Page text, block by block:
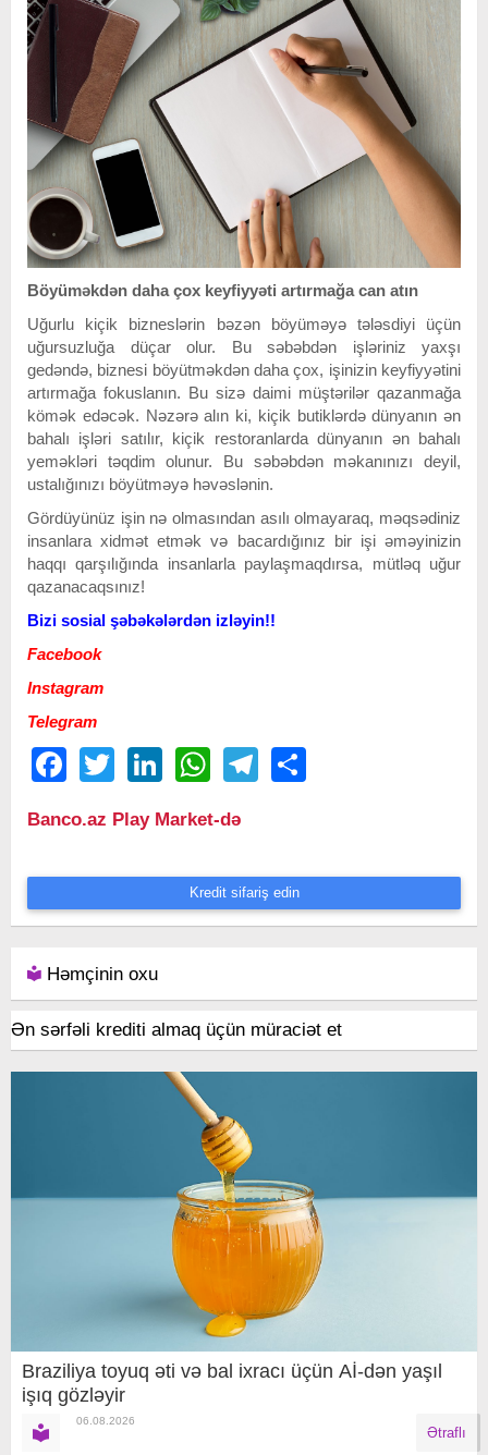
Böyüməkdən daha çox keyfiyyəti artırmağa can atın
Uğurlu kiçik bizneslərin bəzən böyüməyə tələsdiyi üçün
uğursuzluğa düçar olur. Bu səbəbdən işləriniz yaxşı
gedəndə, biznesi böyütməkdən daha çox, işinizin keyfiyyətini
artırmağa fokuslanın. Bu sizə daimi müştərilər qazanmağa
kömək edəcək. Nəzərə alın ki, kiçik butiklərdə dünyanın ən
bahalı işləri satılır, kiçik restoranlarda dünyanın ən bahalı
yeməkləri təqdim olunur. Bu səbəbdən məkanınızı deyil,
ustalığınızı böyütməyə həvəslənin.
Gördüyünüz işin nə olmasından asılı olmayaraq, məqsədiniz
insanlara xidmət etmək və bacardığınız bir işi əməyinizin
haqqı qarşılığında insanlarla paylaşmaqdırsa, mütləq uğur
qazanacaqsınız!
Bizi sosial şəbəkələrdən izləyin!!
Facebook
Instagram
Telegram
FacebookTwitter LinkedIn WhatsAppTelegram
Banco.az Play Market-də
Kredit sifariş edin
Həmçinin oxu
Ən sərfəli krediti almaq üçün müraciət et
Braziliya toyuq əti və bal ixracı üçün Aİ-dən yaşıl
işıq gözləyir
06.08.2026
Ətraflı